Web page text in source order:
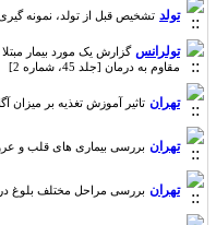
تولد تشخیص قبل از تولد، نمونه گیری از
تولرانس گزارش یک مورد بیمار مبتلا
مقاوم به درمان [جلد 45، شماره 2]
تهران تاثیر آموزش تغذیه بر میزان آگاهی
تهران بررسی بیماری های قلب و عروق در
تهران بررسی مراحل مختلف بلوغ در پسران